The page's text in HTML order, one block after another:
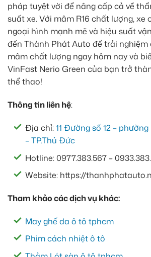
pháp tuyệt vời để nâng cấp cả về
suất xe. Với mâm R16 chất lượng, xe
ngoại hình mạnh mẽ và hiệu suất
đến Thành Phát Auto để trải nghiệm
mâm chất lượng ngay hôm nay và
VinFast Nerio Green của bạn trở
thể thao!
Thông tin liên hệ:
Địa chỉ:11 Đường số 12 –
– TP.Thủ Đức
Hotline: 0977.383.567 –
Website: https://
Tham khảo các dịch vụ khác:
May ghế da ô tô tphcm
Phim cách nhiệt ô tô